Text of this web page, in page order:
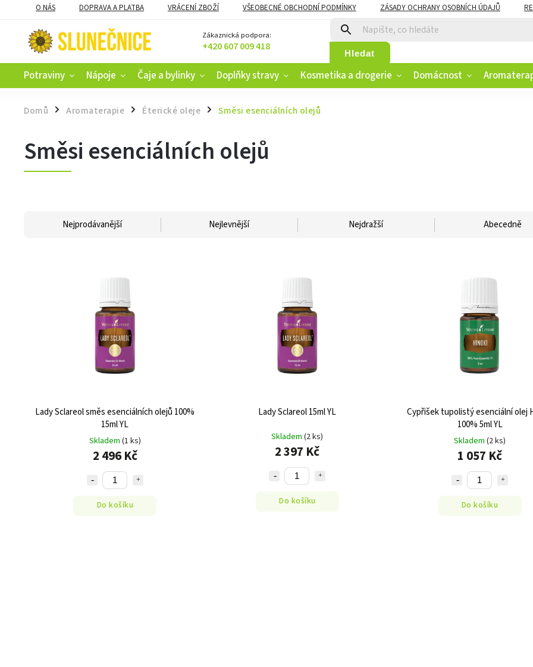
O NÁS DOPRAVA A PLATBA VRÁCENÍ ZBOŽÍ VŠEOBECNÉ OBCHODNÍ PODMÍNKY ZÁSADY OCHRANY OSOBNÍCH ÚDAJŮ
VĚRNOSTNÍ PROGRAM
Zákaznická podpora:
+420 607 009 418 Hledat
Potraviny Nápoje Čaje a bylinky Doplňky stravy Kosmetika a drogerie Domácnost
Domů / Aromaterapie / Éterické oleje / Směsi esenciálních olejů
Směsi esenciálních olejů
Nejprodávanější Nejlevnější Nejdražší Abecedně
Lady Sclareol směs esenciálních olejů 100%
15ml YL
Skladem (1 ks)
2 496 Kč
Do košíku
Lady Sclareol 15ml YL
Skladem(2 ks)
2 397 Kč
Do košíku
Cypřišek tupolistý esenciální olej
100% 5ml YL
Skladem(2 ks)
1 057 Kč
Do košíku